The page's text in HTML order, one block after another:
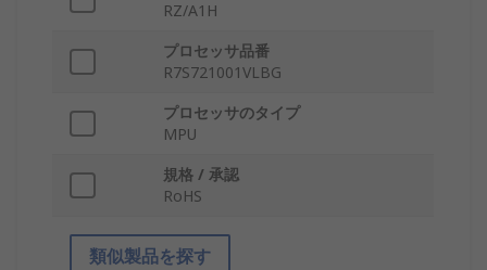
RZ/A1H
プロセッサ品番
R7S721001VLBG
プロセッサのタイプ
MPU
規格 / 承認
RoHS
類似製品を探す